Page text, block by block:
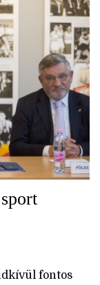
fontos